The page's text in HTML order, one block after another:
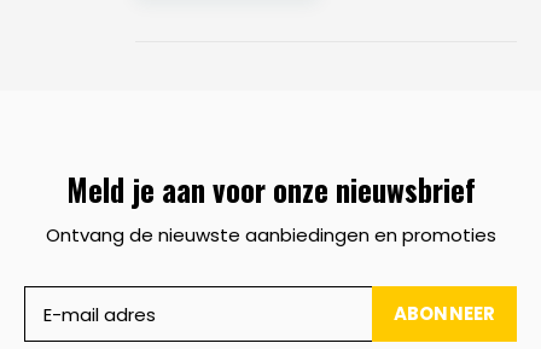
Meld je aan voor onze nieuwsbrief
Ontvang de nieuwste aanbiedingen en promoties
ABONNEER